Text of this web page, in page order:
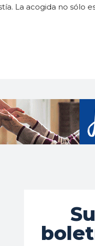
La acogida no sólo